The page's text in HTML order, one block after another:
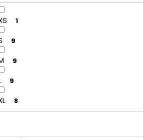
1
9
9
9
8